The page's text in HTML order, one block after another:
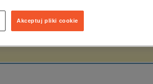
Akceptuj pliki cookie